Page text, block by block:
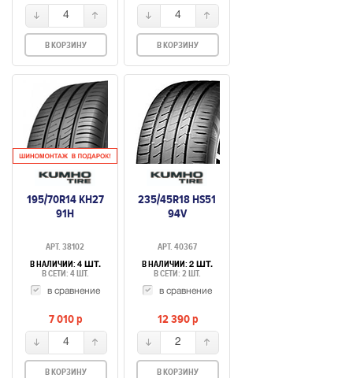
4
В КОРЗИНУ
4
В КОРЗИНУ
195/70R14 KH27
91Н
АРТ. 38102
В НАЛИЧИИ: 4 ШТ.
В СЕТИ: 4 ШТ.
в сравнение
7 010p
4
В КОРЗИНУ
235/45R18 HS51
94V
АРТ. 40367
В НАЛИЧИИ: 2 ШТ.
В СЕТИ: 2 ШТ.
в сравнение
12 390p
2
В КОРЗИНУ